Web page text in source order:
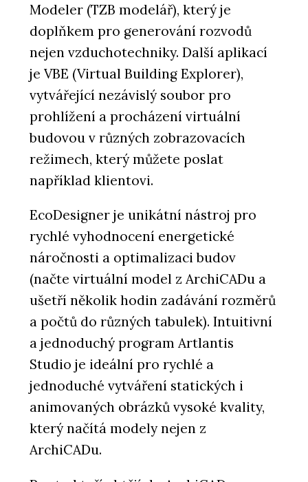
Modeler (TZB modelář), který je
doplňkem pro generování rozvodů
nejen vzduchotechniky. Další aplikací
je VBE (Virtual Building Explorer),
vytvářející nezávislý soubor pro
prohlížení a procházení virtuální
budovou v různých zobrazovacích
režimech, který můžete poslat
například klientovi.
EcoDesigner je unikátní nástroj pro
rychlé vyhodnocení energetické
náročnosti a optimalizaci budov
(načte virtuální model z ArchiCADu a
ušetří několik hodin zadávání rozměrů
a počtů do různých tabulek). Intuitivní
a jednoduchý program Artlantis
Studio je ideální pro rychlé a
jednoduché vytváření statických i
animovaných obrázků vysoké kvality,
který načítá modely nejen z
ArchiCADu.